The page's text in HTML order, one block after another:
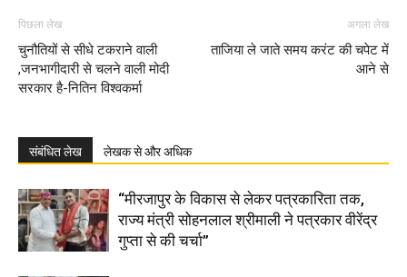
पिछला लेख
चुनौतियों से सीधे टकराने वाली
,जनभागीदारी से चलने वाली मोदी
सरकार है-नितिन विश्वकर्मा
अगला लेख
ताजिया ले जाते समय करंट की चपेट में
आने से
संबंधित लेख लेखक से और अधिक
“मीरजापुर के विकास से लेकर पत्रकारिता तक,
राज्य मंत्री सोहनलाल श्रीमाली ने पत्रकार वीरेंद्र
गुप्ता से की चर्चा”